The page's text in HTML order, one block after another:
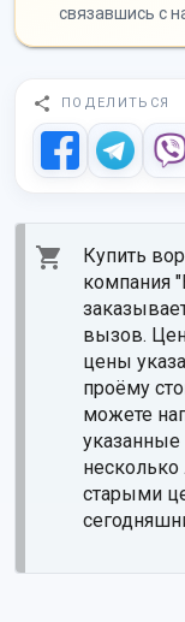
связавшись с
ПОДЕЛИТЬСЯ
Купить
компания
вызов.
цены
проёму
можете
несколько
старыми